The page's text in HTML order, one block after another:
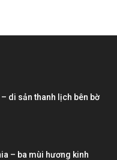
di sản thanh lịch bên bờ
– ba mùi hương kinh